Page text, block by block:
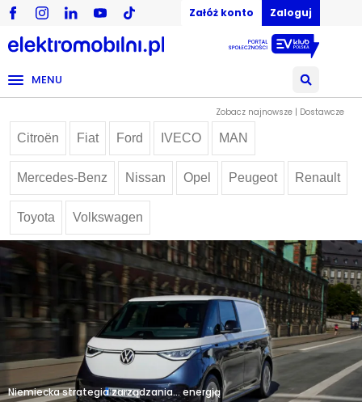
Załóż konto Zaloguj
MENU
Zobacz najnowsze | Dostawcze
Citroën Fiat Ford IVECO MAN
Mercedes-Benz Nissan Opel Peugeot Renault
Toyota Volkswagen
Niemiecka strategia zarządzania… energią